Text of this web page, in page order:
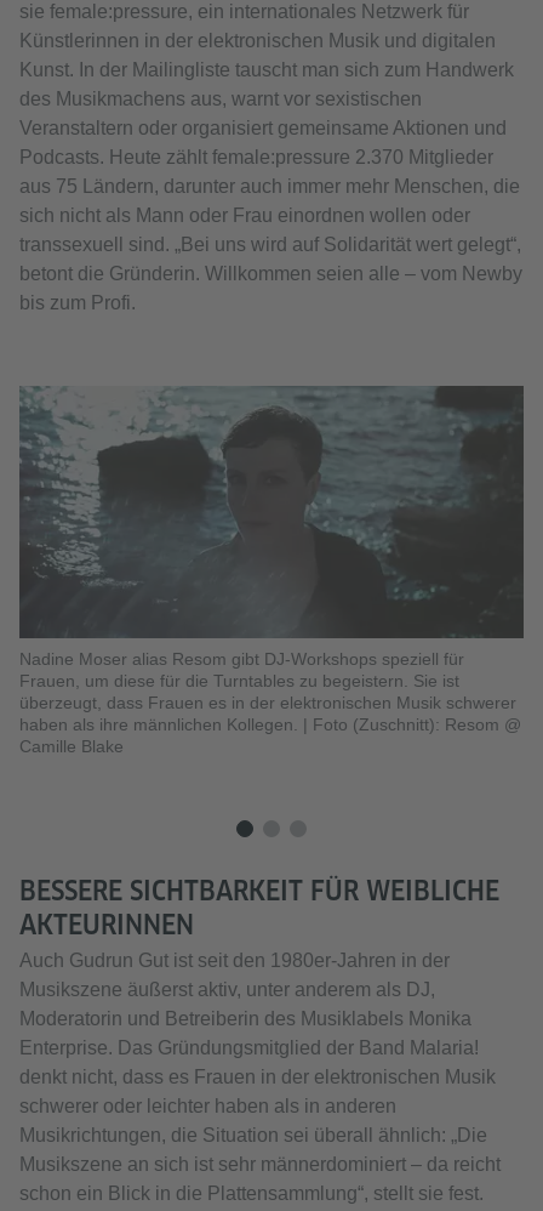
sie female:pressure, ein internationales Netzwerk für
Künstlerinnen in der elektronischen Musik und digitalen
Kunst. In der Mailingliste tauscht man sich zum Handwerk
des Musikmachens aus, warnt vor sexistischen
Veranstaltern oder organisiert gemeinsame Aktionen und
Podcasts. Heute zählt female:pressure 2.370 Mitglieder
aus 75 Ländern, darunter auch immer mehr Menschen, die
sich nicht als Mann oder Frau einordnen wollen oder
transsexuell sind. „Bei uns wird auf Solidarität wert gelegt“,
betont die Gründerin. Willkommen seien alle – vom Newby
bis zum Profi.
Nadine Moser alias Resom gibt DJ-Workshops speziell für
Frauen, um diese für die Turntables zu begeistern. Sie ist
überzeugt, dass Frauen es in der elektronischen Musik schwerer
haben als ihre männlichen Kollegen. | Foto (Zuschnitt): Resom @
Camille Blake
BESSERE SICHTBARKEIT FÜR WEIBLICHE
AKTEURINNEN
Auch Gudrun Gut ist seit den 1980er-Jahren in der
Musikszene äußerst aktiv, unter anderem als DJ,
Moderatorin und Betreiberin des Musiklabels Monika
Enterprise. Das Gründungsmitglied der Band Malaria!
denkt nicht, dass es Frauen in der elektronischen Musik
schwerer oder leichter haben als in anderen
Musikrichtungen, die Situation sei überall ähnlich: „Die
Musikszene an sich ist sehr männerdominiert – da reicht
schon ein Blick in die Plattensammlung“, stellt sie fest.